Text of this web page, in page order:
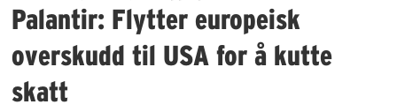
Palantir: Flytter europeisk
overskudd til USA for å kutte
skatt